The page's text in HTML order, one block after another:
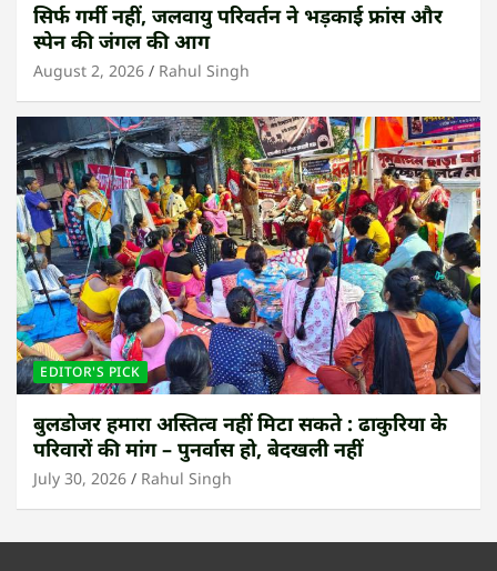
सिर्फ गर्मी नहीं, जलवायु परिवर्तन ने भड़काई फ्रांस और
स्पेन की जंगल की आग
August 2, 2026 Rahul Singh
EDITOR'S PICK
बुलडोजर हमारा अस्तित्व नहीं मिटा सकते : ढाकुरिया के
परिवारों की मांग – पुनर्वास हो, बेदखली नहीं
July 30, 2026 Rahul Singh